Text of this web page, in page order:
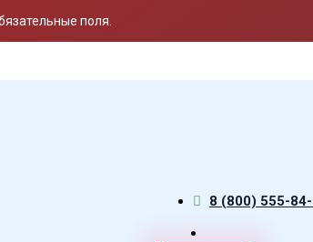
8 (800) 555-
поля.
поля.
поля.